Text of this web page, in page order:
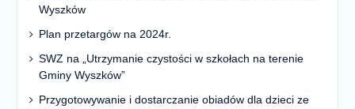
Wyszków
Plan przetargów na 2024r.
SWZ na „Utrzymanie czystości w szkołach na terenie
Gminy Wyszków”
Przygotowywanie i dostarczanie obiadów dla dzieci ze